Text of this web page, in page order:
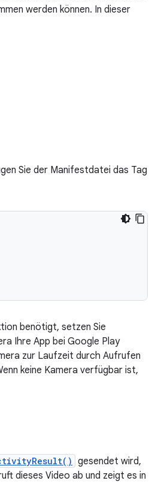
werden können. In dieser
Sie der Manifestdatei das Tag
benötigt, setzen Sie
Ihre App bei Google Play
zur Laufzeit durch Aufrufen
keine Kamera verfügbar ist,
gesendet wird,
dieses Video ab und zeigt es in